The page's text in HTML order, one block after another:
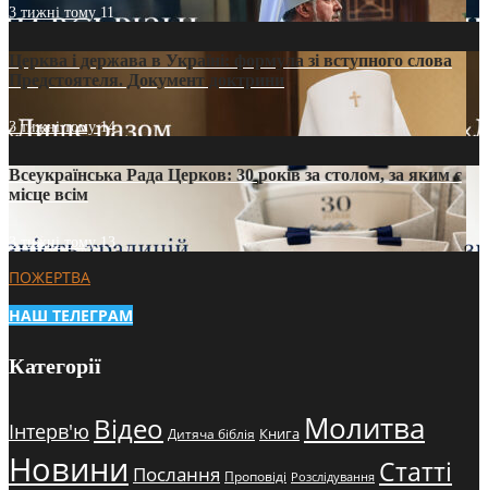
3 тижні тому 11
Церква і держава в Україні: формула зі вступного слова
Предстоятеля. Документ доктрини
3 тижні тому14
Всеукраїнська Рада Церков: 30 років за столом, за яким є
місце всім
3 тижні тому13
ПОЖЕРТВА
НАШ ТЕЛЕГРАМ
Категорії
Інтерв'ю Відео Дитяча біблія Книга Молитва
Новини Послання Проповіді Розслідування Статті